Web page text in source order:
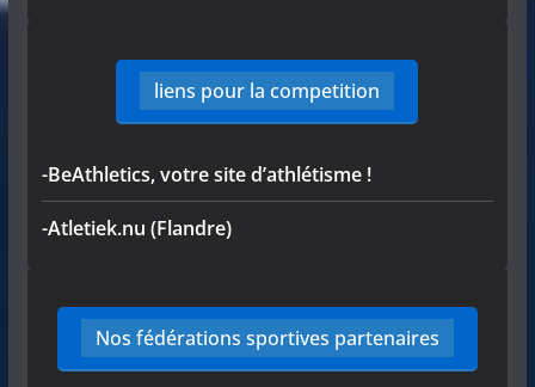
liens pour la competition
-BeAthletics, votre site d’athlétisme !
-Atletiek.nu (Flandre)
Nos fédérations sportives partenaires